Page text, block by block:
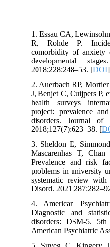
1. Essau CA,
R, Rohde P.
comorbidity of
developmental
2018;228:248–53. [DOI
2. Auerbach RP,
J, Benjet C, Cuijpers
health surveys
project: prevalence
disorders. Journal of
2018;127(7):623–38. [
3. Sheldon E,
Mascarenhas T,
Prevalence and risk
problems in university
systematic review
Disord.
4. American
Diagnostic and
disorders: DSM-5.
American Psychiatric